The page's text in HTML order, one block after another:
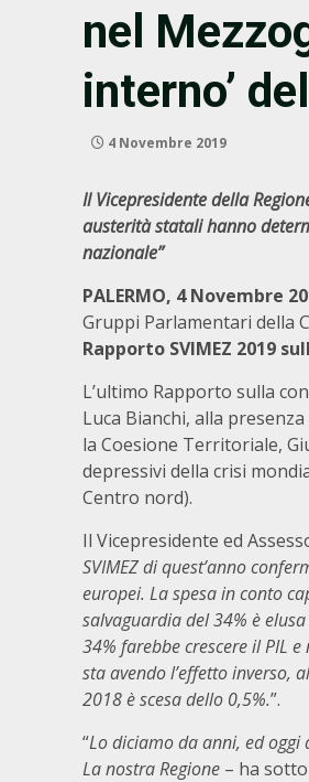
nel
interno’
4 Novembre 2019
Il Vicepresidente della
austerità statali hanno
nazionale”
PALERMO, 4 Novembre
Gruppi Parlamentari della
Rapporto SVIMEZ 2019
L’ultimo Rapporto sulla
Luca Bianchi, alla
la Coesione Territoriale,
depressivi della crisi
Centro nord).
Il Vicepresidente ed
SVIMEZ di quest’anno
europei. La spesa in conto
salvaguardia del 34% è
34% farebbe crescere il PIL
sta avendo l’effetto inverso,
2018 è scesa dello 0,5%.”.
“Lo diciamo da anni, ed oggi
La nostra Regione – ha